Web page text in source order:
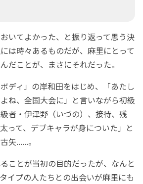
いてよかった、と振り返って思う決
は時々あるものだが、麻里にとって
だことが、まさにそれだった。
ディ」の岸和田をはじめ、「あたし
ね、全国大会に」と言いながら初級
者・伊津野（いづの）、接待、残
って、デブキャラが身についた」と
矢......。
ことが当初の目的だったが、なんと
イプの人たちとの出会いが麻里にも